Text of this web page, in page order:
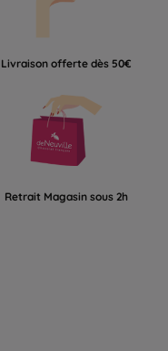
Livraison offerte dès 50€
Retrait Magasin sous 2h